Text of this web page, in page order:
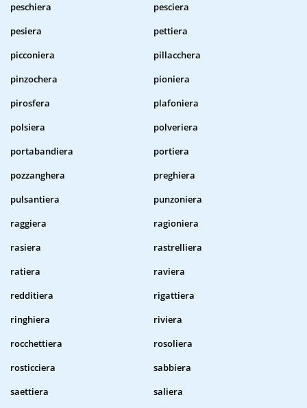
peschiera
pesciera
pesiera
pettiera
picconiera
pillacchera
pinzochera
pioniera
pirosfera
plafoniera
polsiera
polveriera
portabandiera
portiera
pozzanghera
preghiera
pulsantiera
punzoniera
raggiera
ragioniera
rasiera
rastrelliera
ratiera
raviera
redditiera
rigattiera
ringhiera
riviera
rocchettiera
rosoliera
rosticciera
sabbiera
saettiera
saliera